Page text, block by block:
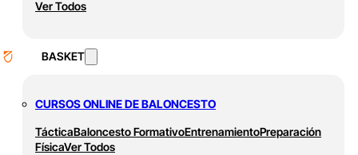
Ver Todos
BASKET
CURSOS ONLINE DE BALONCESTO
TácticaBaloncesto FormativoEntrenamientoPreparación
FísicaVer Todos